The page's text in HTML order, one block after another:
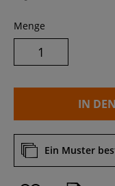
Menge
IN
Ein Muster